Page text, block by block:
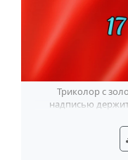
Триколор с
надписью